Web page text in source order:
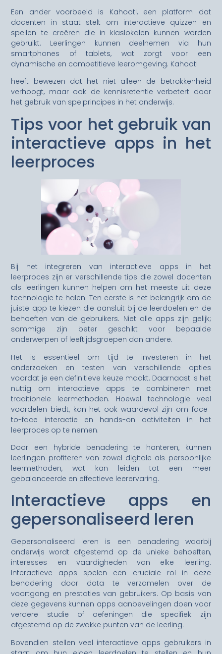
Een ander voorbeeld is Kahoot!, een platform dat
docenten in staat stelt om interactieve quizzen en
spellen te creëren die in klaslokalen kunnen worden
gebruikt. Leerlingen kunnen deelnemen via hun
smartphones of tablets, wat zorgt voor een
dynamische en competitieve leeromgeving. Kahoot!
heeft bewezen dat het niet alleen de betrokkenheid
verhoogt, maar ook de kennisretentie verbetert door
het gebruik van spelprincipes in het onderwijs.
Tips voor het gebruik van
interactieve apps in het
leerproces
Bij het integreren van interactieve apps in het
leerproces zijn er verschillende tips die zowel docenten
als leerlingen kunnen helpen om het meeste uit deze
technologie te halen. Ten eerste is het belangrijk om de
juiste app te kiezen die aansluit bij de leerdoelen en de
behoeften van de gebruikers. Niet alle apps zijn gelijk;
sommige zijn beter geschikt voor bepaalde
onderwerpen of leeftijdsgroepen dan andere.
Het is essentieel om tijd te investeren in het
onderzoeken en testen van verschillende opties
voordat je een definitieve keuze maakt. Daarnaast is het
nuttig om interactieve apps te combineren met
traditionele leermethoden. Hoewel technologie veel
voordelen biedt, kan het ook waardevol zijn om face-
to-face interactie en hands-on activiteiten in het
leerproces op te nemen.
Door een hybride benadering te hanteren, kunnen
leerlingen profiteren van zowel digitale als persoonlijke
leermethoden, wat kan leiden tot een meer
gebalanceerde en effectieve leerervaring.
Interactieve apps en
gepersonaliseerd leren
Gepersonaliseerd leren is een benadering waarbij
onderwijs wordt afgestemd op de unieke behoeften,
interesses en vaardigheden van elke leerling.
Interactieve apps spelen een cruciale rol in deze
benadering door data te verzamelen over de
voortgang en prestaties van gebruikers. Op basis van
deze gegevens kunnen apps aanbevelingen doen voor
verdere studie of oefeningen die specifiek zijn
afgestemd op de zwakke punten van de leerling.
Bovendien stellen veel interactieve apps gebruikers in